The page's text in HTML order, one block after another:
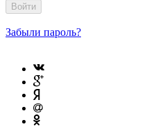
Войти
Забыли пароль?